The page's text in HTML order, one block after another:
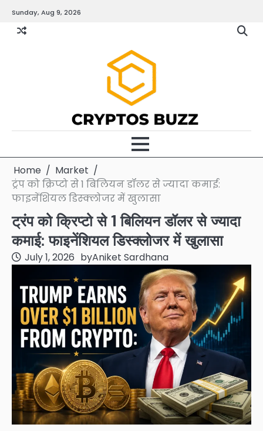
content
Sunday, Aug 9, 2026
Home
Market
ट्रंप को क्रिप्टो से 1 बिलियन डॉलर से ज्यादा कमाई:
फाइनेंशियल डिस्क्लोजर में खुलासा
ट्रंप को क्रिप्टो से 1 बिलियन डॉलर से ज्यादा
कमाई: फाइनेंशियल डिस्क्लोजर में खुलासा
July 1, 2026 byAniket Sardhana